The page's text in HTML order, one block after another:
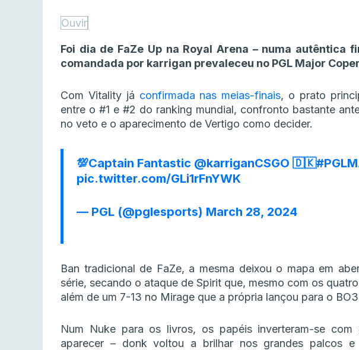
Ouvir
Foi dia de FaZe Up na Royal Arena – numa autêntica
comandada por karrigan prevaleceu no PGL Major
Com Vitality já confirmada nas meias-finais, o prato
entre o #1 e #2 do ranking mundial, confronto bastante
no veto e o aparecimento de Vertigo como decider.
💯Captain Fantastic @karriganCSGO 🇩🇰
pic.twitter.com/GLi1rFnYWK
— PGL (@pglesports) March 28, 2024
Ban tradicional de FaZe, a mesma deixou o mapa em
série, secando o ataque de Spirit que, mesmo com os
além de um 7-13 no Mirage que a própria lançou para o
Num Nuke para os livros, os papéis inverteram-se
aparecer – donk voltou a brilhar nos grandes palcos